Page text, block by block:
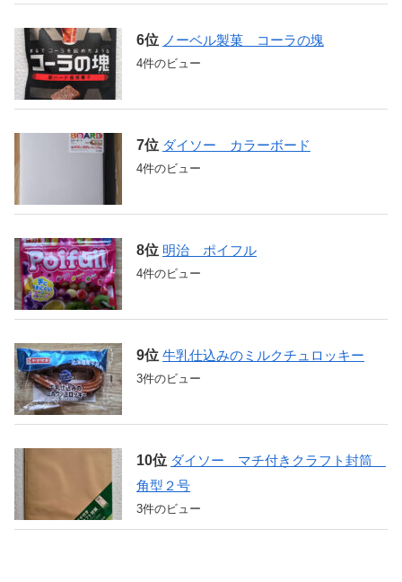
ノーベル製菓 コーラの塊
4件のビュー
ダイソー カラーボード
4件のビュー
明治 ポイフル
4件のビュー
牛乳仕込みのミルクチュロッキー
3件のビュー
ダイソー マチ付きクラフト封筒
角型２号
3件のビュー